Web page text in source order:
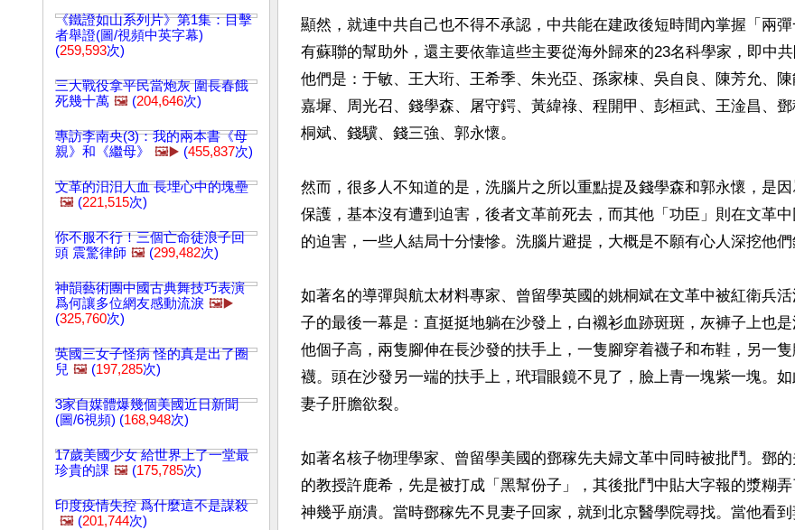
《鐵證如山系列片》第1集：目擊
者舉證(圖/視頻中英字幕)
(259,593次)
三大戰役拿平民當炮灰 圍長春餓
死幾十萬 🖼️ (204,646次)
專訪李南央(3)：我的兩本書《母
親》和《繼母》
🖼️▶️ (455,837次)
文革的汨汨人血 長埋心中的塊壘
🖼️ (221,515次)
你不服不行！三個亡命徒浪子回
頭 震驚律師 🖼️ (299,482次)
神韻藝術團中國古典舞技巧表演
爲何讓多位網友感動流淚 🖼️▶️
(325,760次)
英國三女子怪病 怪的真是出了圈
兒 🖼️ (197,285次)
3家自媒體爆幾個美國近日新聞
(圖/6視頻) (168,948次)
17歲美國少女 給世界上了一堂最
珍貴的課 🖼️ (175,785次)
印度疫情失控 爲什麼這不是謀殺
🖼️ (201,744次)
顯然，就連中共自己也不得不承認，中共能在建政後短時間內掌握「兩
有蘇聯的幫助外，還主要依靠這些主要從海外歸來的23名科學家，即中共
他們是：于敏、王大珩、王希季、朱光亞、孫家棟、吳自良、陳芳允、
嘉墀、周光召、錢學森、屠守鍔、黃緯祿、程開甲、彭桓武、王淦昌、
桐斌、錢驥、錢三強、郭永懷。
然而，很多人不知道的是，洗腦片之所以重點提及錢學森和郭永懷，是因
保護，基本沒有遭到迫害，後者文革前死去，而其他「功臣」則在文革
的迫害，一些人結局十分悽慘。洗腦片避提，大概是不願有心人深挖他們
如著名的導彈與航太材料專家、曾留學英國的姚桐斌在文革中被紅衛兵
子的最後一幕是：直挺挺地躺在沙發上，白襯衫血跡斑斑，灰褲子上也
他個子高，兩隻腳伸在長沙發的扶手上，一隻腳穿着襪子和布鞋，另一
襪。頭在沙發另一端的扶手上，玳瑁眼鏡不見了，臉上青一塊紫一塊。
妻子肝膽欲裂。
如著名核子物理學家、曾留學美國的鄧稼先夫婦文革中同時被批鬥。鄧
的教授許鹿希，先是被打成「黑幫份子」，其後批鬥中貼大字報的漿糊
神幾乎崩潰。當時鄧稼先不見妻子回家，就到北京醫學院尋找。當他看